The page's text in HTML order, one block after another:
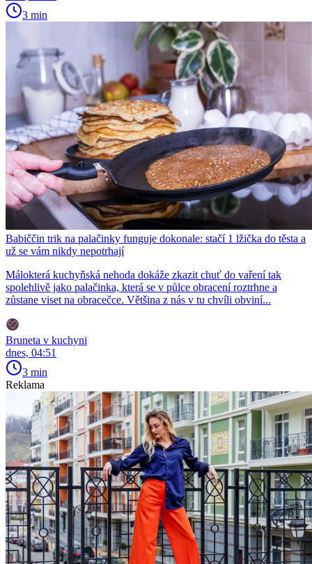
3 min
Babiččin trik na palačinky funguje dokonale: stačí 1 lžička do těsta a
už se vám nikdy nepotrhají
Málokterá kuchyňská nehoda dokáže zkazit chuť do vaření tak
spolehlivě jako palačinka, která se v půlce obracení roztrhne a
zůstane viset na obracečce. Většina z nás v tu chvíli obviní...
Bruneta v kuchyni
dnes, 04:51
3 min
Reklama